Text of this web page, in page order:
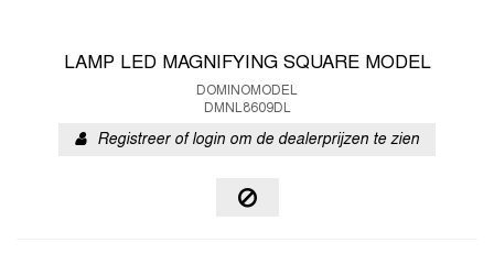
LAMP LED MAGNIFYING SQUARE MODEL
DOMINOMODEL
DMNL8609DL
Registreer of login om de dealerprijzen te zien